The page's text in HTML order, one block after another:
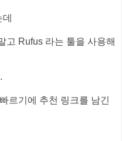
고 Rufus 라는 툴을 사용해
르기에 추천 링크를 남긴